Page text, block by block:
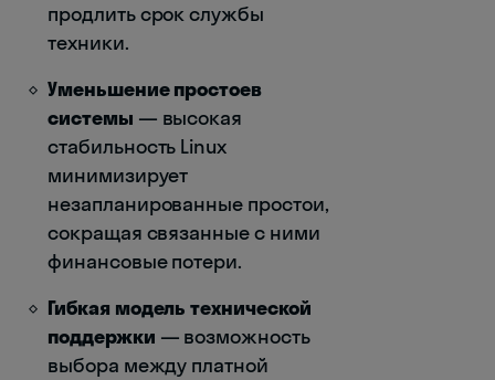
продлить срок службы
техники.
Уменьшение простоев
системы — высокая
стабильность Linux
минимизирует
незапланированные простои,
сокращая связанные с ними
финансовые потери.
Гибкая модель технической
поддержки — возможность
выбора между платной